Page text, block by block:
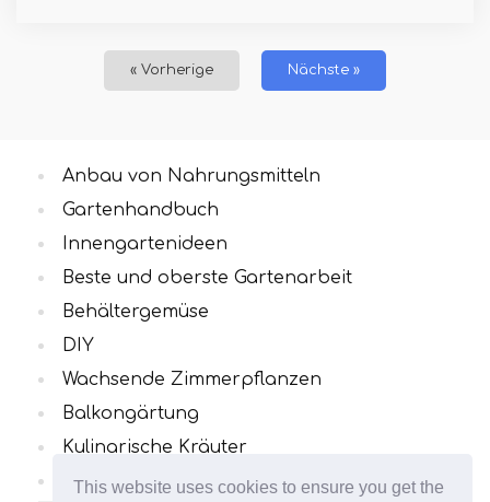
This website uses cookies to ensure you get the
« Vorherige Nächste »
Anbau von Nahrungsmitteln
Gartenhandbuch
Innengartenideen
Beste und oberste Gartenarbeit
Behältergemüse
DIY
Wachsende Zimmerpflanzen
Balkongärtung
Kulinarische Kräuter
Alle Kategorien